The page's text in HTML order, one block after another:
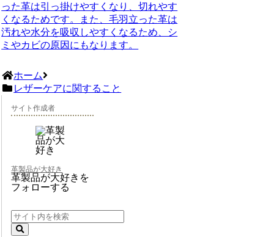
った革は引っ掛けやすくなり、切れやす
くなるためです。また、毛羽立った革は
汚れや水分を吸収しやすくなるため、シ
ミやカビの原因にもなります。
ホーム
レザーケアに関すること
サイト作成者
革製品が大好き
革製品が大好きを
フォローする